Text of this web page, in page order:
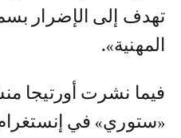
تهدف إلى الإضرار
المهنية».
فيما نشرت أورتيجا
«ستوري» في